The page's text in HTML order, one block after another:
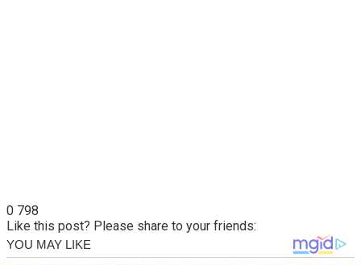
0 798
Like this post? Please share to your friends: